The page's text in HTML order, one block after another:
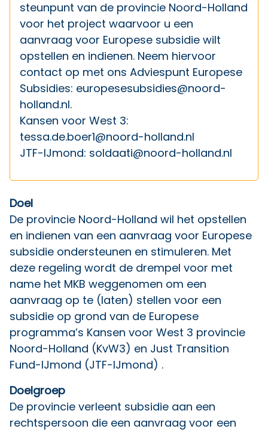
steunpunt van de provincie Noord-Holland
voor het project waarvoor u een
aanvraag voor Europese subsidie wilt
opstellen en indienen. Neem hiervoor
contact op met ons Adviespunt Europese
Subsidies: europesesubsidies@noord-
holland.nl.
Kansen voor West 3:
tessa.de.boer1@noord-holland.nl
JTF-IJmond: soldaati@noord-holland.nl
Doel
De provincie Noord-Holland wil het opstellen
en indienen van een aanvraag voor Europese
subsidie ondersteunen en stimuleren. Met
deze regeling wordt de drempel voor met
name het MKB weggenomen om een
aanvraag op te (laten) stellen voor een
subsidie op grond van de Europese
programma’s Kansen voor West 3 provincie
Noord-Holland (KvW3) en Just Transition
Fund-IJmond (JTF-IJmond) .
Doelgroep
De provincie verleent subsidie aan een
rechtspersoon die een aanvraag voor een